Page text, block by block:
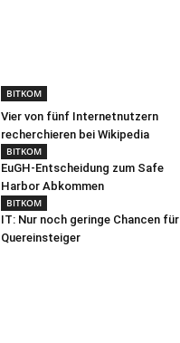
BITKOM
Vier von fünf Internetnutzern
recherchieren bei Wikipedia
BITKOM
EuGH-Entscheidung zum Safe
Harbor Abkommen
BITKOM
IT: Nur noch geringe Chancen für
Quereinsteiger